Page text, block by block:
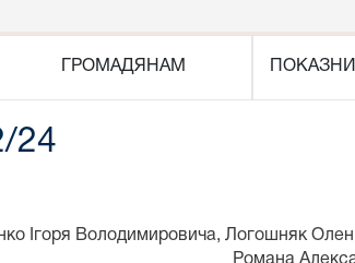
ГРОМАДЯНАМ
24
Ігоря Володимировича, Логошняк
Романа